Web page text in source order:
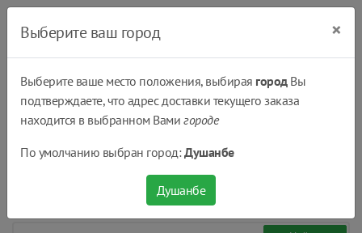
Выберите ваш город ×
Выберите ваше место положения, выбирая городВы
подтверждаете, что адрес доставки текущего заказа
находится в выбранном Вамигороде
По умолчанию выбран город:Душанбе
Душанбе